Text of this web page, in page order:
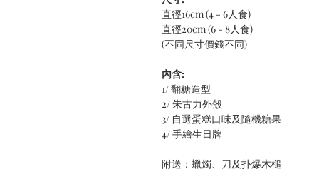
直徑16cm (4 - 6人食)
直徑20cm (6 - 8人食)
(不同尺寸價錢不同)
內含:
1/ 翻糖造型
2/ 朱古力外殼
3/ 自選蛋糕口味及隨機糖果
4/ 手繪生日牌
附送：蠟燭、刀及扑爆木槌